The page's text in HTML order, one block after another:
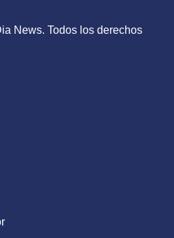
News. Todos los derechos